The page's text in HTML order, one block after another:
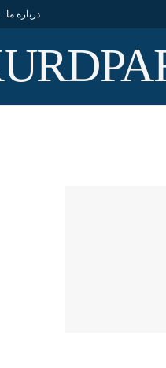
درباره ما